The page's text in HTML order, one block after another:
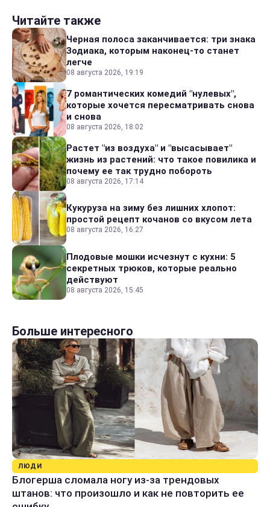
Читайте также
Черная полоса заканчивается: три знака
Зодиака, которым наконец-то станет
легче
08 августа 2026, 19:19
7 романтических комедий "нулевых",
которые хочется пересматривать снова
и снова
08 августа 2026, 18:02
Растет "из воздуха" и "высасывает"
жизнь из растений: что такое повилика и
почему ее так трудно побороть
08 августа 2026, 17:14
Кукуруза на зиму без лишних хлопот:
простой рецепт кочанов со вкусом лета
08 августа 2026, 16:27
Плодовые мошки исчезнут с кухни: 5
секретных трюков, которые реально
действуют
08 августа 2026, 15:45
Больше интересного
ЛЮДИ
Блогерша сломала ногу из-за трендовых
штанов: что произошло и как не повторить ее